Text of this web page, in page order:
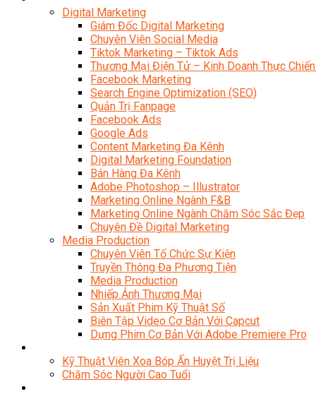
Digital Marketing
Giám Đốc Digital Marketing
Chuyên Viên Social Media
Tiktok Marketing – Tiktok Ads
Thương Mại Điện Tử – Kinh Doanh Thực
Facebook Marketing
Search Engine Optimization (SEO)
Quản Trị Fanpage
Facebook Ads
Google Ads
Content Marketing Đa Kênh
Digital Marketing Foundation
Bán Hàng Đa Kênh
Adobe Photoshop – Illustrator
Marketing Online Ngành F&B
Marketing Online Ngành Chăm Sóc Sắc Đẹp
Chuyên Đề Digital Marketing
Media Production
Chuyên Viên Tổ Chức Sự Kiện
Truyền Thông Đa Phương Tiện
Media Production
Nhiếp Ảnh Thương Mại
Sản Xuất Phim Kỹ Thuật Số
Biên Tập Video Cơ Bản Với Capcut
Dựng Phim Cơ Bản Với Adobe Premiere Pro
Kỹ Thuật Viên Xoa Bóp Ấn Huyệt Trị Liệu
Chăm Sóc Người Cao Tuổi